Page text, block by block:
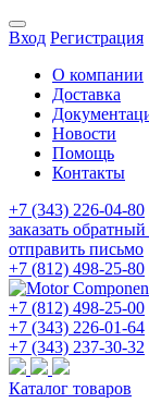
Вход Регистрация
О компании
Доставка
Новости
Помощь
Контакты
+7 (343) 226-04-80
заказать
отправить письмо
+7 (812) 498-25-80
+7 (812) 498-25-00
+7 (343) 226-01-64
+7 (343) 237-30-32
Каталог товаров